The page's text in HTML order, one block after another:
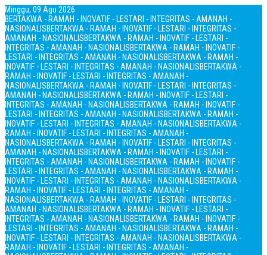
Minggu, 09 Agu 2026
BERTAKWA - RAMAH - INOVATIF - LESTARI - INTEGRITAS - AMANAH -
NASIONALISBERTAKWA - RAMAH - INOVATIF - LESTARI - INTEGRITAS -
AMANAH - NASIONALISBERTAKWA - RAMAH - INOVATIF - LESTARI -
INTEGRITAS - AMANAH - NASIONALISBERTAKWA - RAMAH - INOVATIF -
LESTARI - INTEGRITAS - AMANAH - NASIONALISBERTAKWA - RAMAH -
INOVATIF - LESTARI - INTEGRITAS - AMANAH - NASIONALISBERTAKWA -
RAMAH - INOVATIF - LESTARI - INTEGRITAS - AMANAH -
NASIONALISBERTAKWA - RAMAH - INOVATIF - LESTARI - INTEGRITAS -
AMANAH - NASIONALISBERTAKWA - RAMAH - INOVATIF - LESTARI -
INTEGRITAS - AMANAH - NASIONALISBERTAKWA - RAMAH - INOVATIF -
LESTARI - INTEGRITAS - AMANAH - NASIONALISBERTAKWA - RAMAH -
INOVATIF - LESTARI - INTEGRITAS - AMANAH - NASIONALISBERTAKWA -
RAMAH - INOVATIF - LESTARI - INTEGRITAS - AMANAH -
NASIONALISBERTAKWA - RAMAH - INOVATIF - LESTARI - INTEGRITAS -
AMANAH - NASIONALISBERTAKWA - RAMAH - INOVATIF - LESTARI -
INTEGRITAS - AMANAH - NASIONALISBERTAKWA - RAMAH - INOVATIF -
LESTARI - INTEGRITAS - AMANAH - NASIONALISBERTAKWA - RAMAH -
INOVATIF - LESTARI - INTEGRITAS - AMANAH - NASIONALISBERTAKWA -
RAMAH - INOVATIF - LESTARI - INTEGRITAS - AMANAH -
NASIONALISBERTAKWA - RAMAH - INOVATIF - LESTARI - INTEGRITAS -
AMANAH - NASIONALISBERTAKWA - RAMAH - INOVATIF - LESTARI -
INTEGRITAS - AMANAH - NASIONALISBERTAKWA - RAMAH - INOVATIF -
LESTARI - INTEGRITAS - AMANAH - NASIONALISBERTAKWA - RAMAH -
INOVATIF - LESTARI - INTEGRITAS - AMANAH - NASIONALISBERTAKWA -
RAMAH - INOVATIF - LESTARI - INTEGRITAS - AMANAH -